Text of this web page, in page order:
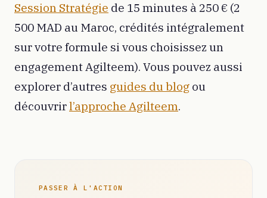
Session Stratégie de 15 minutes à 250 € (2
500 MAD au Maroc, crédités intégralement
sur votre formule si vous choisissez un
engagement Agilteem). Vous pouvez aussi
explorer d’autres guides du blog ou
découvrirl’approche Agilteem.
PASSER À L'ACTION